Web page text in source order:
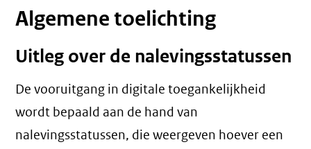
Algemene toelichting
Uitleg over de nalevingsstatussen
De vooruitgang in digitale toegankelijkheid
wordt bepaald aan de hand van
nalevingsstatussen, die weergeven hoever een